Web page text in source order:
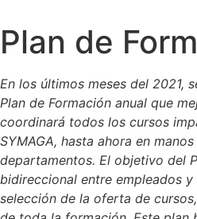
Plan de
En los últimos meses del 2021,
Plan de Formación anual que
coordinará todos los cursos
SYMAGA, hasta ahora en
departamentos. El objetivo del
bidireccional entre empleados
selección de la oferta de